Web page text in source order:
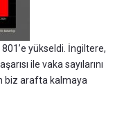
yükseldi. İngiltere,
ile vaka sayılarını
biz arafta kalmaya